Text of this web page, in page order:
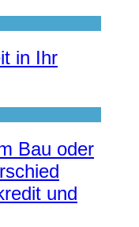
in Ihr
Bau oder
und